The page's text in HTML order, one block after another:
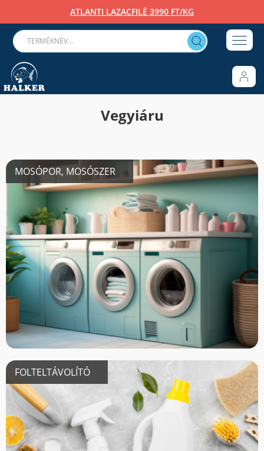
ATLANTI LAZACFILÉ 3990 FT/KG
Vegyiáru
MOSÓPOR, MOSÓSZER
FOLTELTÁVOLÍTÓ